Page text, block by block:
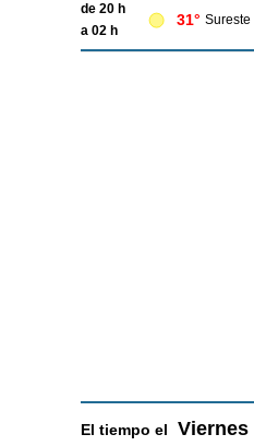
de 20 h
a 02 h
31° Sureste
El tiempo el Viernes